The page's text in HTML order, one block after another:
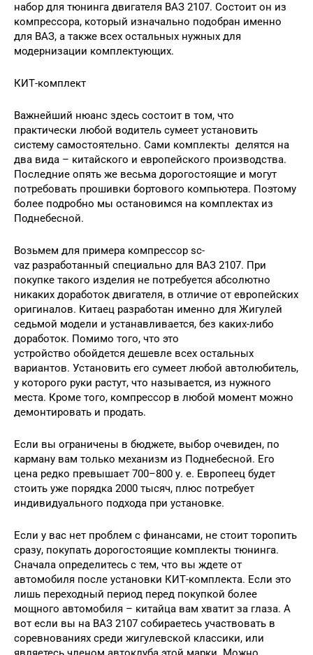
набор для тюнинга двигателя ВАЗ 2107. Состоит он из
компрессора, который изначально подобран именно
для ВАЗ, а также всех остальных нужных для
модернизации комплектующих.
КИТ-комплект
Важнейший нюанс здесь состоит в том, что
практически любой водитель сумеет установить
систему самостоятельно. Сами комплекты делятся на
два вида – китайского и европейского производства.
Последние опять же весьма дорогостоящие и могут
потребовать прошивки бортового компьютера. Поэтому
более подробно мы остановимся на комплектах из
Поднебесной.
Возьмем для примера компрессор sc-
vaz разработанный специально для ВАЗ 2107. При
покупке такого изделия не потребуется абсолютно
никаких доработок двигателя, в отличие от европейских
оригиналов. Китаец разработан именно для Жигулей
седьмой модели и устанавливается, без каких-либо
доработок. Помимо того, что это
устройство обойдется дешевле всех остальных
вариантов. Установить его сумеет любой автолюбитель,
у которого руки растут, что называется, из нужного
места. Кроме того, компрессор в любой момент можно
демонтировать и продать.
Если вы ограничены в бюджете, выбор очевиден, по
карману вам только механизм из Поднебесной. Его
цена редко превышает 700–800 у. е. Европеец будет
стоить уже порядка 2000 тысяч, плюс потребует
индивидуального подхода при установке.
Если у вас нет проблем с финансами, не стоит торопить
сразу, покупать дорогостоящие комплекты тюнинга.
Сначала определитесь с тем, что вы ждете от
автомобиля после установки КИТ-комплекта. Если это
лишь переходный период перед покупкой более
мощного автомобиля – китайца вам хватит за глаза. А
вот если вы на ВАЗ 2107 собираетесь участвовать в
соревнованиях среди жигулевской классики, или